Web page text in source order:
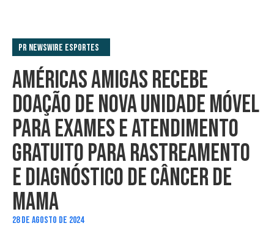
PR Newswire Esportes
AMÉRICAS AMIGAS RECEBE
DOAÇÃO DE NOVA UNIDADE MÓVEL
PARA EXAMES E ATENDIMENTO
GRATUITO PARA RASTREAMENTO
E DIAGNÓSTICO DE CÂNCER DE
MAMA
28 DE AGOSTO DE 2024